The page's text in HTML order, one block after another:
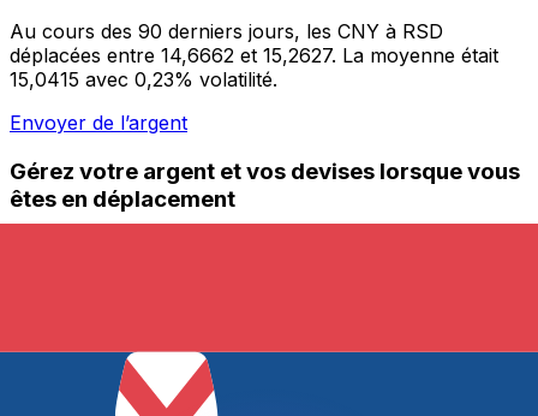
Au cours des 90 derniers jours, les CNY à RSD
déplacées entre 14,6662 et 15,2627. La moyenne était
15,0415 avec 0,23% volatilité.
Envoyer de l’argent
Gérez votre argent et vos devises lorsque vous
êtes en déplacement
l'application dès aujourd'hui !